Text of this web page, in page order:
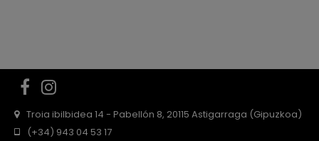
Facebook
Troia ibilbidea 14 - Pabellón 8, 20115 Astigarraga (Gipuzkoa)
(+34) 943 04 53 17